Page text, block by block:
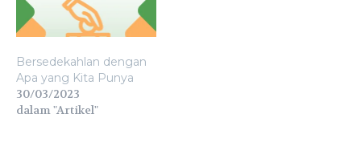
Bersedekahlan dengan
Apa yang Kita Punya
30/03/2023
dalam "Artikel"